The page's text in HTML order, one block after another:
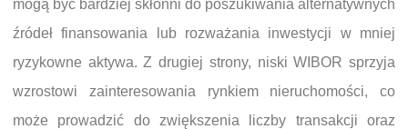
mogą być bardziej skłonni do poszukiwania alternatywnych
źródeł finansowania lub rozważania inwestycji w mniej
ryzykowne aktywa. Z drugiej strony, niski WIBOR sprzyja
wzrostowi zainteresowania rynkiem nieruchomości, co
może prowadzić do zwiększenia liczby transakcji oraz